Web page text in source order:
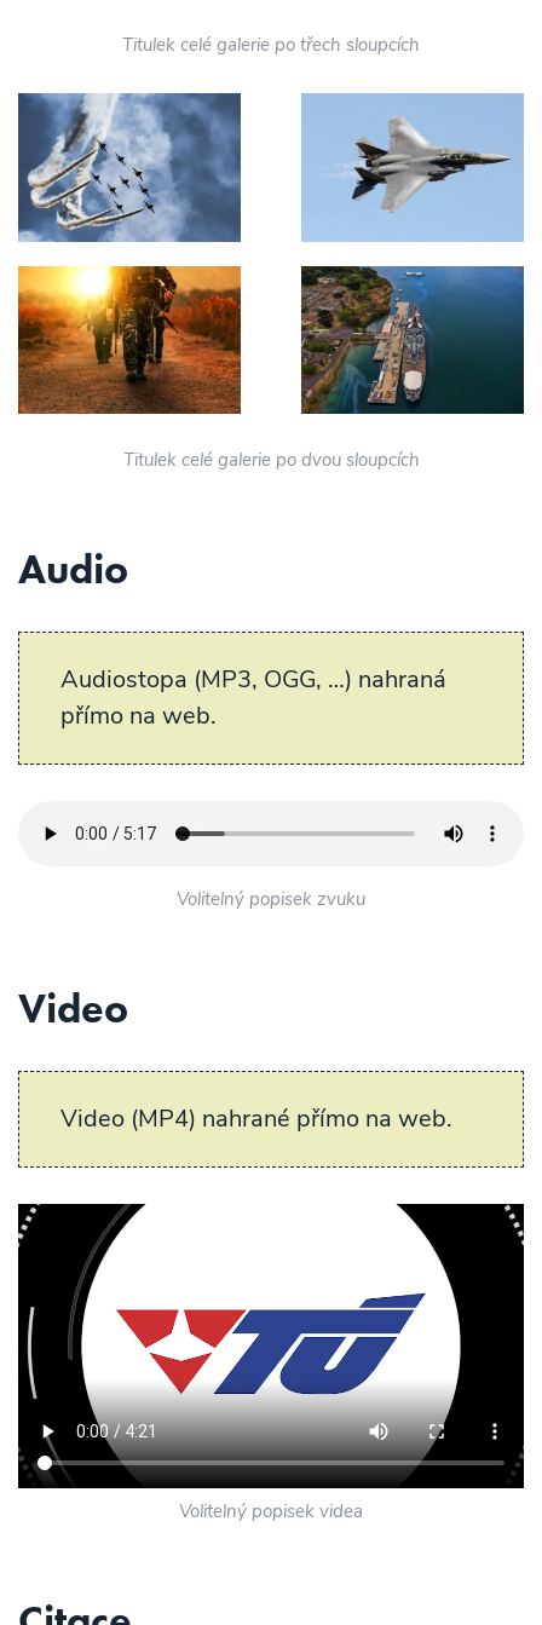
Titulek celé galerie po třech sloupcích
Titulek celé galerie po dvou sloupcích
Audio
Audiostopa (MP3, OGG, …) nahraná
přímo na web.
Volitelný popisek zvuku
Video
Video (MP4) nahrané přímo na web.
Volitelný popisek videa